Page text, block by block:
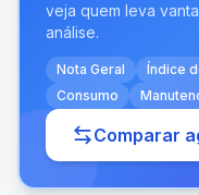
veja quem leva
análise.
Nota Geral Índice
Consumo
Comparar